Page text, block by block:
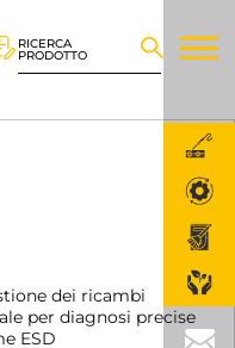
RICERCA
PRODOTTO
dei ricambi
per diagnosi precise
ESD